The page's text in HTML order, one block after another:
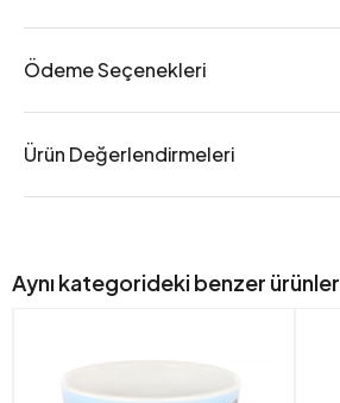
Ödeme Seçenekleri
Ürün Değerlendirmeleri
Aynı kategorideki benzer ürünler